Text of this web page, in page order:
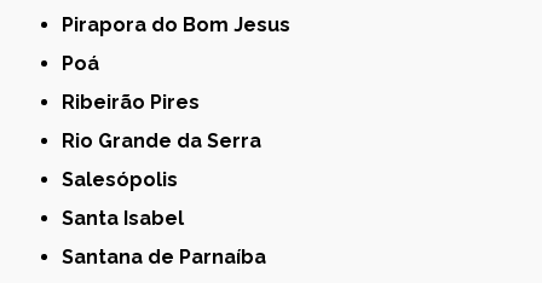
Pirapora do Bom Jesus
Poá
Ribeirão Pires
Rio Grande da Serra
Salesópolis
Santa Isabel
Santana de Parnaíba